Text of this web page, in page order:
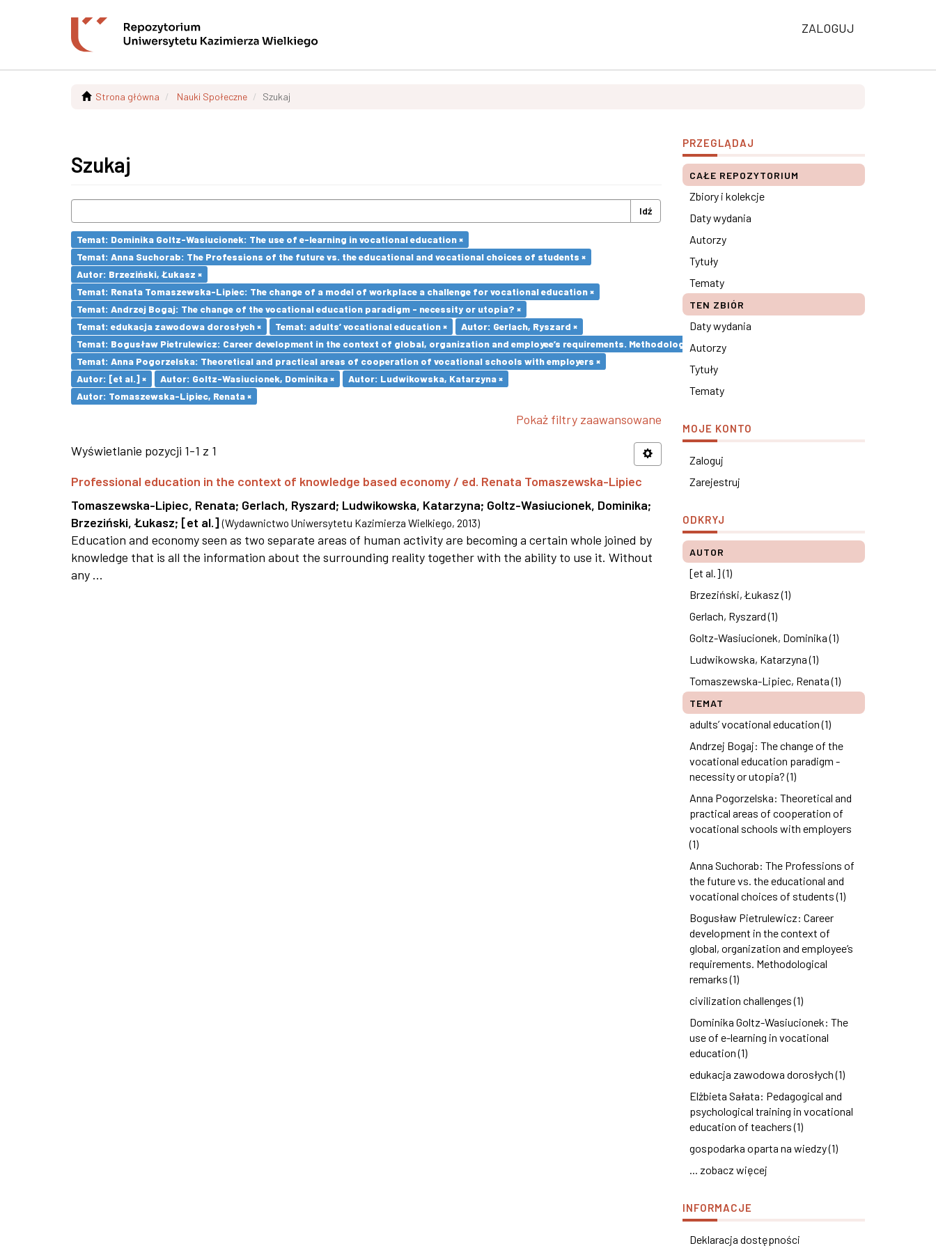
ZALOGUJ
Strona główna Nauki Społeczne Szukaj
Szukaj
Idź
Temat: Dominika Goltz-Wasiucionek: The use of e-learning in vocational education ×
Temat: Anna Suchorab: The Professions of the future vs. the educational and vocational choices of students ×
Autor: Brzeziński, Łukasz ×
Temat: Renata Tomaszewska-Lipiec: The change of a model of workplace a challenge for vocational education ×
Temat: Andrzej Bogaj: The change of the vocational education paradigm - necessity or utopia? ×
Temat: edukacja zawodowa dorosłych ×
Temat: adults’ vocational education ×
Autor: Gerlach, Ryszard ×
Temat: Bogusław Pietrulewicz: Career development in the context of global, organization and employee’s requirements. Methodological remarks ×
Temat: Anna Pogorzelska: Theoretical and practical areas of cooperation of vocational schools with employers ×
Autor: [et al.] ×
Autor: Goltz-Wasiucionek, Dominika ×
Autor: Ludwikowska, Katarzyna ×
Autor: Tomaszewska-Lipiec, Renata ×
Pokaż filtry zaawansowane
Wyświetlanie pozycji 1-1 z 1
Professional education in the context of knowledge based economy / ed. Renata Tomaszewska-Lipiec
Tomaszewska-Lipiec, Renata; Gerlach, Ryszard; Ludwikowska, Katarzyna; Goltz-Wasiucionek, Dominika;
Brzeziński, Łukasz; [et al.] (Wydawnictwo Uniwersytetu Kazimierza Wielkiego, 2013)
Education and economy seen as two separate areas of human activity are becoming a certain whole joined by
knowledge that is all the information about the surrounding reality together with the ability to use it. Without
any ...
PRZEGLĄDAJ
CAŁE REPOZYTORIUM
Zbiory i kolekcje
Daty wydania
Autorzy
Tytuły
Tematy
TEN ZBIÓR
Daty wydania
Autorzy
Tytuły
Tematy
MOJE KONTO
Zaloguj
Zarejestruj
ODKRYJ
AUTOR
[et al.] (1)
Brzeziński, Łukasz (1)
Gerlach, Ryszard (1)
Goltz-Wasiucionek, Dominika (1)
Ludwikowska, Katarzyna (1)
Tomaszewska-Lipiec, Renata (1)
TEMAT
adults’ vocational education (1)
Andrzej Bogaj: The change of the
vocational education paradigm -
necessity or utopia? (1)
Anna Pogorzelska: Theoretical and
practical areas of cooperation of
vocational schools with employers
(1)
Anna Suchorab: The Professions of
the future vs. the educational and
vocational choices of students (1)
Bogusław Pietrulewicz: Career
development in the context of
global, organization and employee’s
requirements. Methodological
remarks (1)
civilization challenges (1)
Dominika Goltz-Wasiucionek: The
use of e-learning in vocational
education (1)
edukacja zawodowa dorosłych (1)
Elżbieta Sałata: Pedagogical and
psychological training in vocational
education of teachers (1)
gospodarka oparta na wiedzy (1)
... zobacz więcej
INFORMACJE
Deklaracja dostępności